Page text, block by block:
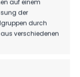
auf einem
der
durch
verschiedenen
Nordost
2023/24